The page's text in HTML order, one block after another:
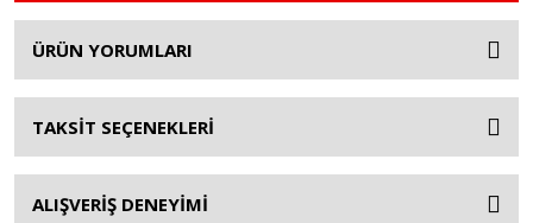
ÜRÜN YORUMLARI
TAKSİT SEÇENEKLERİ
ALIŞVERİŞ DENEYİMİ